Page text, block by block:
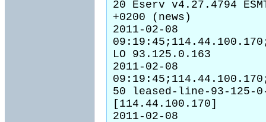
20 Eserv v4.27.4794
+0200 (news)
2011-02-08
LO 93.125.0.163
2011-02-08
50 leased-line-93-125-
[114.44.100.170]
2011-02-08